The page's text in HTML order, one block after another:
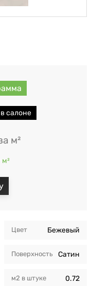
Цвет Бежевый
Поверхность Сатин
м2 в штуке 0.72
салоне
м²
м²